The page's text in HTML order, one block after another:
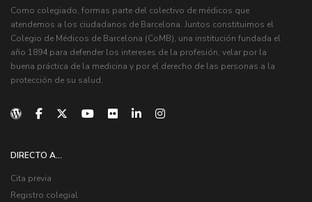
Como colegiado, formas parte del colectivo de médicos que
atendemos a los ciudadanos de Barcelona. Juntos constituimos el
Colegio de Médicos de Barcelona (CoMB), una institución fundada el
año 1894 para defender los intereses de la profesión, velar por la
buena práctica de la medicina y por el derecho de las personas a la
protección de su salud.
DIRECTO A...
Cita previa
Registro colegial